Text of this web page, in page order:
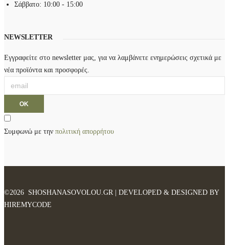
Σάββατο: 10:00 - 15:00
NEWSLETTER
Εγγραφείτε στο newsletter μας, για να λαμβάνετε ενημερώσεις σχετικά με
νέα προϊόντα και προσφορές.
Συμφωνώ με την πολιτική απορρήτου
©2026 SHOSHANASOVOLOU.GR | DEVELOPED & DESIGNED BY
HIREMYCODE